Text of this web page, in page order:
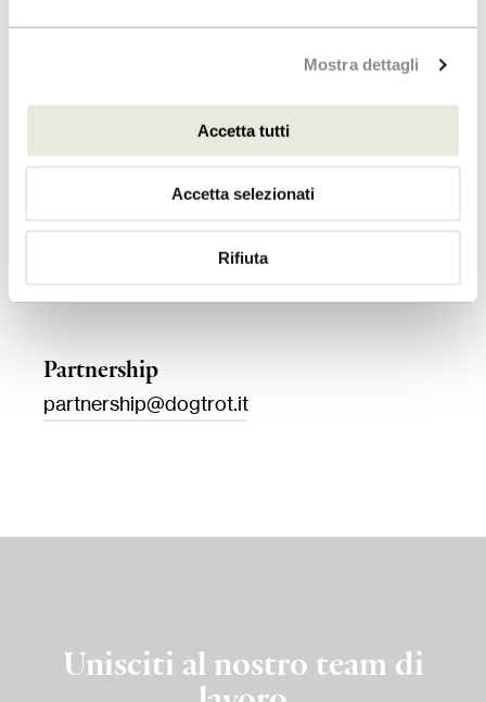
Mostra dettagli
Accetta tutti
Accetta selezionati
Rifiuta
newbusiness@dogtrot.it
press@dogtrot.it
Partnership
partnership@dogtrot.it
Unisciti al nostro team di